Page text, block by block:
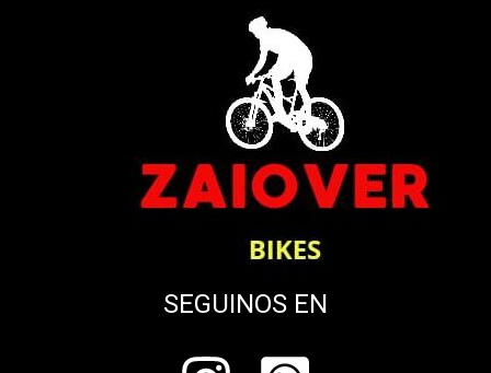
SEGUINOS EN